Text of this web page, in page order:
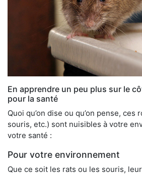
En apprendre un peu plus sur le
pour la santé
Quoi qu’on dise ou qu’on pense, ces
souris, etc.) sont nuisibles à votre
votre santé :
Pour votre environnement
Que ce soit les rats ou les souris,